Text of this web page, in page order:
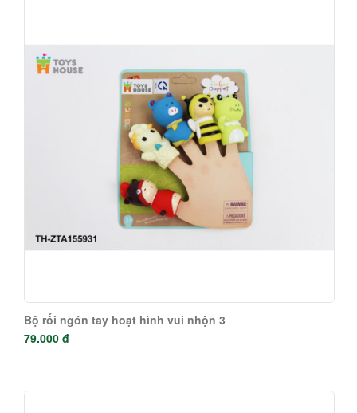
Bộ rối ngón tay hoạt hình vui nhộn 3
79.000 đ